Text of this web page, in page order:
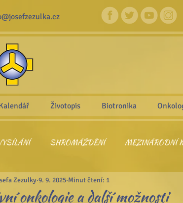
SHROMÁŽDĚNÍ MEZINÁRODNÍ
CITÁTY VZPOMÍNKA NA JOSEFA ZEZULKU
onkologie a další možnosti
Zezulky 9. 9. 2025 Minut čtení: 1
Životopis Biotronika